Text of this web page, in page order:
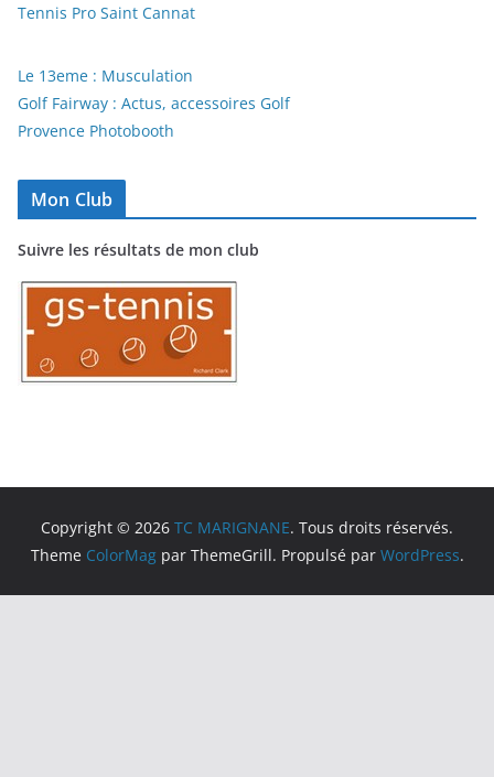
Tennis Pro Saint Cannat
Le 13eme : Musculation
Golf Fairway : Actus, accessoires Golf
Provence Photobooth
Mon Club
Suivre les résultats de mon club
Copyright © 2026 TC MARIGNANE. Tous droits réservés.
Theme ColorMagpar ThemeGrill. Propulsé par WordPress.